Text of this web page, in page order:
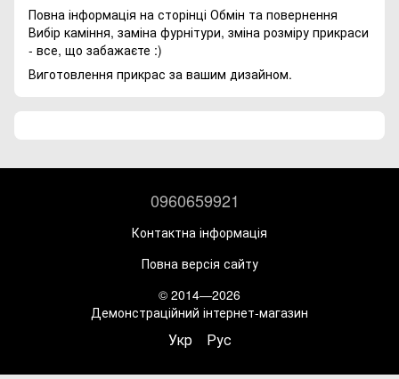
Повна інформація на сторінці Обмін та повернення
Вибір каміння, заміна фурнітури, зміна розміру прикраси
- все, що забажаєте :)
Виготовлення прикрас за вашим дизайном.
0960659921
Контактна інформація
Повна версія сайту
© 2014—2026
Демонстраційний інтернет-магазин
Укр Рус